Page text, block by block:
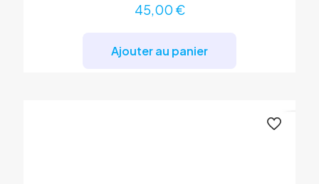
45,00 €
Ajouter au panier